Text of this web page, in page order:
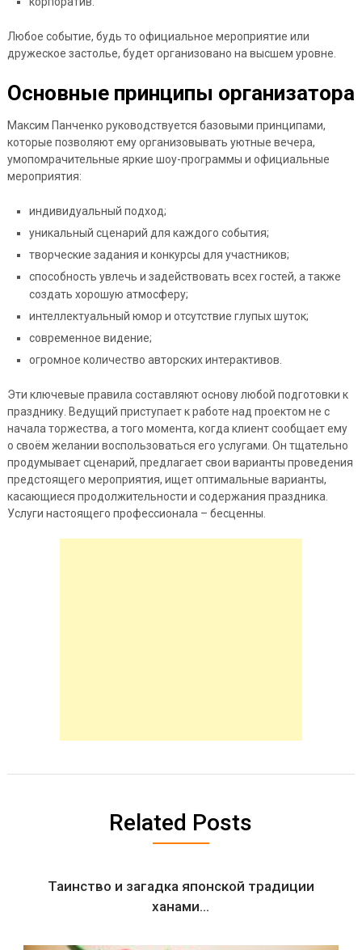
Любое событие, будь то официальное мероприятие или
дружеское застолье, будет организовано на высшем уровне.
Основные принципы организатора
Максим Панченко руководствуется базовыми принципами,
которые позволяют ему организовывать уютные вечера,
умопомрачительные яркие шоу-программы и официальные
мероприятия:
индивидуальный подход;
уникальный сценарий для каждого события;
творческие задания и конкурсы для участников;
способность увлечь и задействовать всех гостей, а также
создать хорошую атмосферу;
интеллектуальный юмор и отсутствие глупых шуток;
современное видение;
огромное количество авторских интерактивов.
Эти ключевые правила составляют основу любой подготовки к
празднику. Ведущий приступает к работе над проектом не с
начала торжества, а того момента, когда клиент сообщает ему
о своём желании воспользоваться его услугами. Он тщательно
продумывает сценарий, предлагает свои варианты проведения
предстоящего мероприятия, ищет оптимальные варианты,
касающиеся продолжительности и содержания праздника.
Услуги настоящего профессионала – бесценны.
Related Posts
Таинство и загадка японской традиции
ханами…